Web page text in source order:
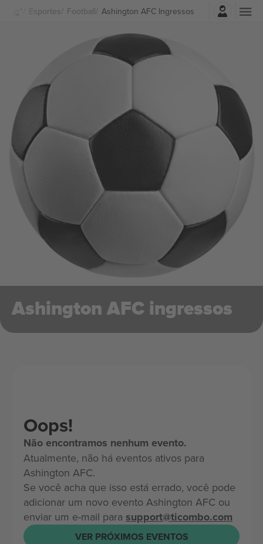
Esportes Football Ashington AFC Ingressos
Entrar
Ashington AFC ingressos
Oops!
Não encontramos nenhum evento.
Atualmente, não há eventos ativos para
Ashington AFC.
Se você acha que isso está errado, você pode
adicionar um novo evento Ashington AFC ou
enviar um e-mail para support@ticombo.com
VER PRÓXIMOS EVENTOS